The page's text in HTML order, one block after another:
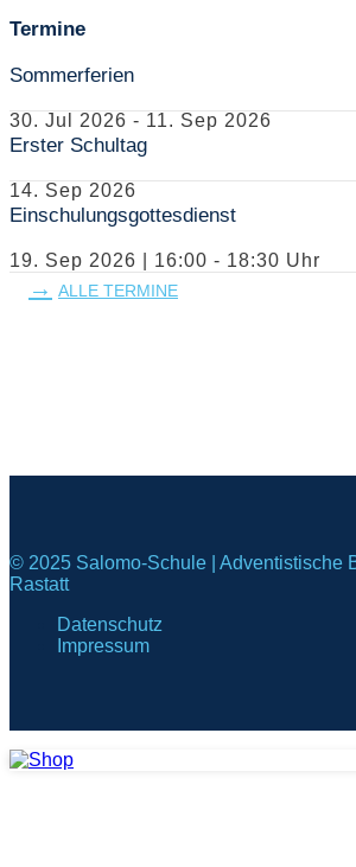
Termine
Sommerferien
30. Jul 2026 - 11. Sep 2026
Erster Schultag
14. Sep 2026
Einschulungsgottesdienst
19. Sep 2026 16:00 - 18:30 Uhr
ALLE TERMINE
© 2025 Salomo-Schule | Adventistische
Rastatt
Datenschutz
Impressum